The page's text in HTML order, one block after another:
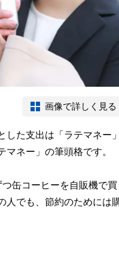
画像で詳しく見る
した支出は「ラテマネ
ネー」の筆頭格です。
缶コーヒーを自販機で
でも、節約のためには